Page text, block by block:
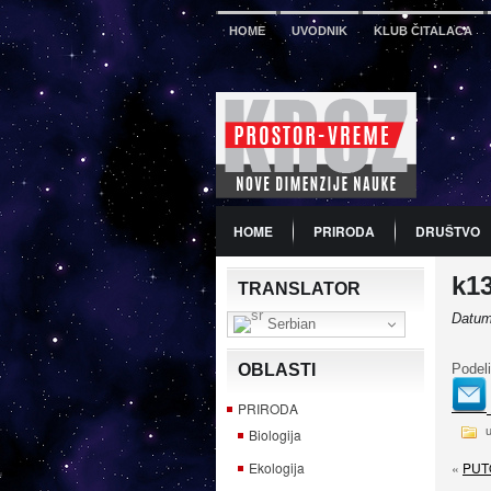
HOME UVODNIK KLUB ČITALACA
HOME PRIRODA DRUŠTVO
PDF BROJ 12
TRANSLATOR
Serbian
OBLASTI
PRIRODA
Biologija
Ekologija
u
«